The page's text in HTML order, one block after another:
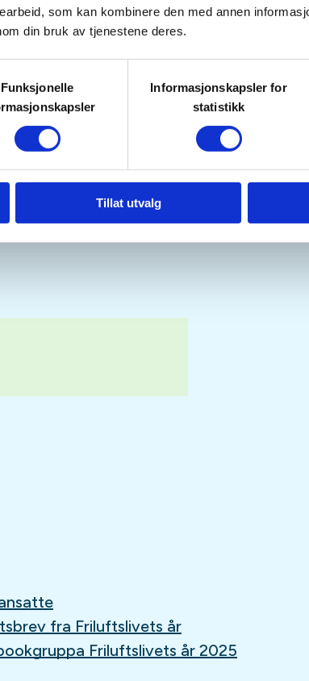
som kan kombinere den med annen
din bruk av tjenestene deres.
Funksjonelle
Informasjonskapsler for
statistikk
Tillat utvalg
frå kl. 18.00 og utover.
hagler/våpen til utlån.
med ein føresett, om du
du på banen. Kan være
opplæring i bruk og
fra Friluftslivets år
Friluftslivets år 2025